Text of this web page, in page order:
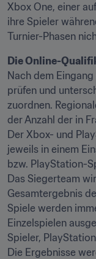
Xbox One, einer
ihre Spieler
Turnier-Phasen
Die Online-
Nach dem
prüfen und
zuordnen.
der Anzahl der in
Der Xbox- und
jeweils in einem
bzw. PlayStation-
Das Siegerteam
Gesamtergebnis
Spiele werden
Einzelspielen
Spieler,
Die Ergebnisse